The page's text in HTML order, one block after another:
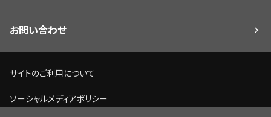
お問い合わせ
サイトのご利用について
ソーシャルメディアポリシー